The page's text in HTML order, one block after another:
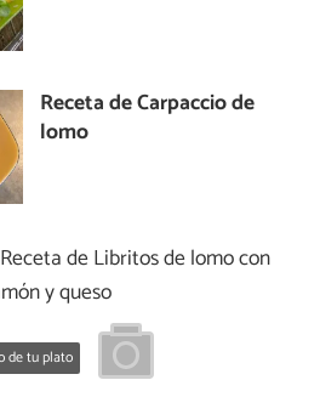
Receta de Carpaccio de
lomo
Receta de Libritos de lomo con
y queso
de tu plato